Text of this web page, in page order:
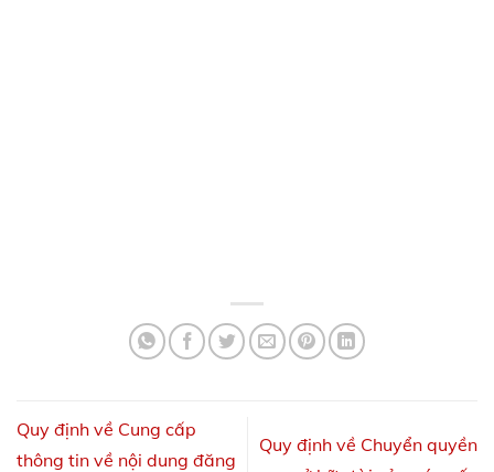
Quy định về Cung cấp
thông tin về nội dung đăng
Quy định về Chuyển quyền